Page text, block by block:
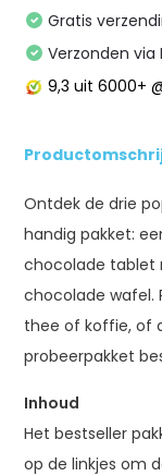
Gratis
Verzonden via
9,3 uit 6000+
Ontdek de drie
handig pakket:
chocolade tablet
chocolade wafel.
thee of koffie, of
probeerpakket
Inhoud
Het bestseller
op de linkjes om